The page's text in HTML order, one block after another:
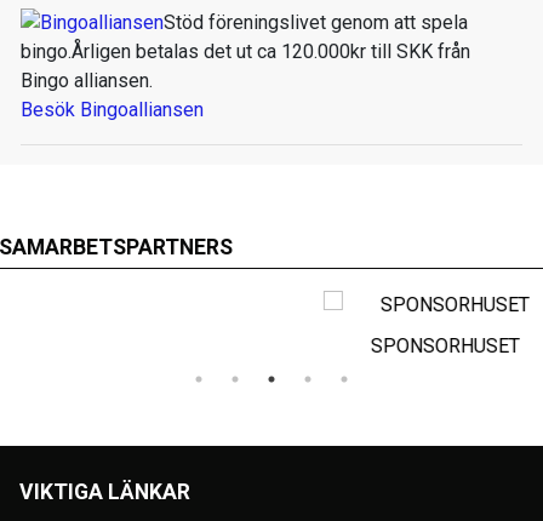
Stöd föreningslivet genom att spela
bingo.Årligen betalas det ut ca 120.000kr till SKK från
Bingo alliansen.
Besök Bingoalliansen
SAMARBETSPARTNERS
VIKTIGA LÄNKAR